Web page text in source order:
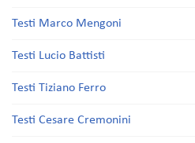
Testi Marco Mengoni
Testi Lucio Battisti
Testi Tiziano Ferro
Testi Cesare Cremonini